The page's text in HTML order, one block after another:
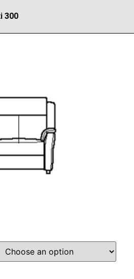
300